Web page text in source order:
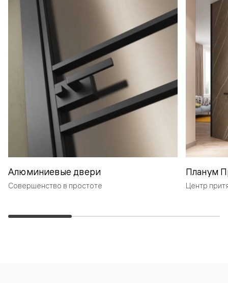
Алюминиевые двери
Совершенство в простоте
Планум
Центр